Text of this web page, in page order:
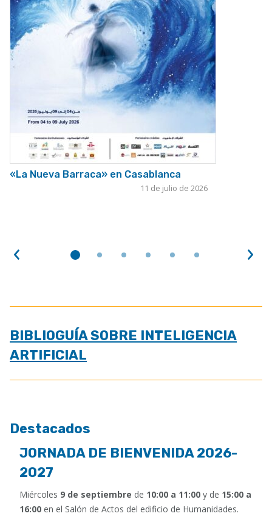
«La Nueva Barraca» en Casablanca
11 de julio de 2026
BIBLIOGUÍA SOBRE INTELIGENCIA
ARTIFICIAL
Destacados
JORNADA DE BIENVENIDA 2026-
2027
Miércoles 9 de septiembre de 10:00 a 11:00 y de 15:00 a
16:00 en el Salón de Actos del edificio de Humanidades.